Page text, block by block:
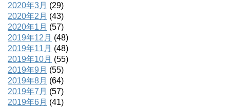
2020年3月 (29)
2020年2月 (43)
2020年1月 (57)
2019年12月 (48)
2019年11月 (48)
2019年10月 (55)
2019年9月 (55)
2019年8月 (64)
2019年7月 (57)
2019年6月 (41)